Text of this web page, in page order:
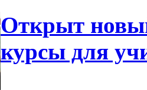
Открыт
курсы для